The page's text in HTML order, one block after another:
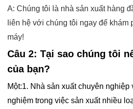
A: Chúng tôi là nhà sản xuất hàng
liên hệ với chúng tôi ngay để khám
máy!
Câu 2: Tại sao chúng tôi
của bạn?
Một:1. Nhà sản xuất chuyên
nghiệm trong việc sản xuất nhiều